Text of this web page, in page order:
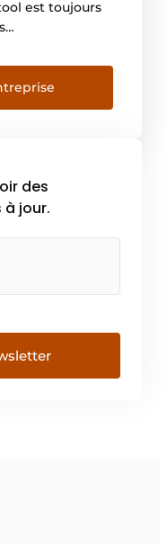
est toujours
utilisateurs et
le travail
et ils
des
jour.